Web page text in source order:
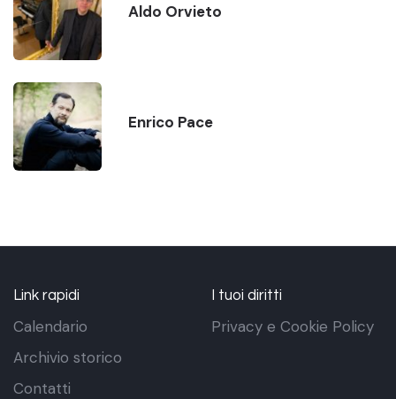
Aldo Orvieto
Enrico Pace
Link rapidi
Calendario
Archivio storico
Contatti
I tuoi diritti
Privacy e Cookie Policy